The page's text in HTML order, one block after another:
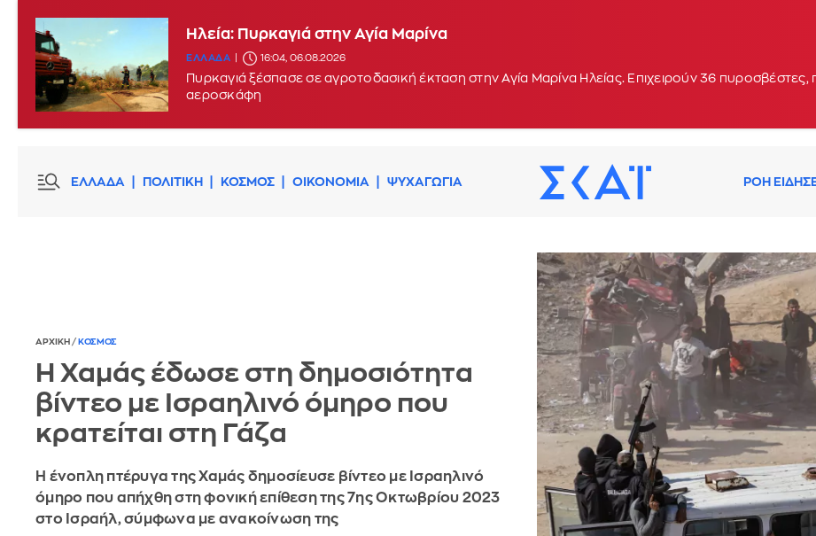
Μεγάλη πυρκαγιά στην περιοχή Κολυμπάδα στη Σκύρο - Ενισχύθηκαν οι δυνάμεις
Ηλεία: Πυρκαγιά στην Αγία Μαρίνα
ΕΛΛΑΔΑ 16:04, 06.08.2026
Πυρκαγιά ξέσπασε σε αγροτοδασική έκταση στην Αγία Μαρίνα Ηλείας. Επιχειρούν 36
αεροσκάφη
ΕΛΛΑΔΑ ΠΟΛΙΤΙΚΗ ΚΟΣΜΟΣ ΟΙΚΟΝΟΜΙΑ ΨΥΧΑΓΩΓΙΑ ΡΟΗ
ΑΡΧΙΚΗ / ΚΟΣΜΟΣ
Η Χαμάς έδωσε στη δημοσιότητα
βίντεο με Ισραηλινό όμηρο που
κρατείται στη Γάζα
Η ένοπλη πτέρυγα της Χαμάς δημοσίευσε βίντεο με Ισραηλινό
όμηρο που απήχθη στη φονική επίθεση της 7ης Οκτωβρίου 2023
στο Ισραήλ, σύμφωνα με ανακοίνωση της